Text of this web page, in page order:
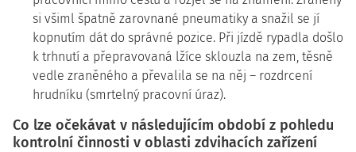
si všiml špatně zarovnané pneumatiky a snažil se jí
kopnutím dát do správné pozice. Při jízdě rypadla došlo
k trhnutí a přepravovaná lžíce sklouzla na zem, těsně
vedle zraněného a převalila se na něj – rozdrcení
hrudníku (smrtelný pracovní úraz).
Co lze očekávat v následujícím období z pohledu
kontrolní činnosti v oblasti zdvihacích zařízení